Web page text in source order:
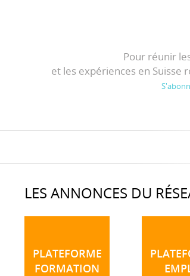
Pour réunir
et les expériences en Suisse
LES ANNONCES DU
PLATEFORME
FORMATION